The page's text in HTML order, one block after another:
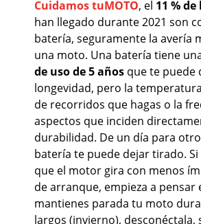
Cuidamos tuMOTO, el 11 %
han llegado durante 2021 son
batería, seguramente la avería
una moto. Una batería tiene
de uso de 5 años que te puede
longevidad, pero la
de recorridos que hagas o la
aspectos que inciden
durabilidad. De un día para
batería te puede dejar tirado.
que el motor gira con menos
de arranque, empieza a pensar
mantienes parada tu moto
largos (invierno), desconéctala,